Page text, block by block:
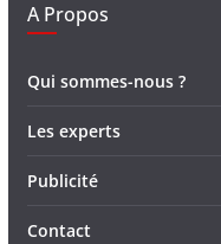
A Propos
Qui sommes-nous ?
Les experts
Publicité
Contact